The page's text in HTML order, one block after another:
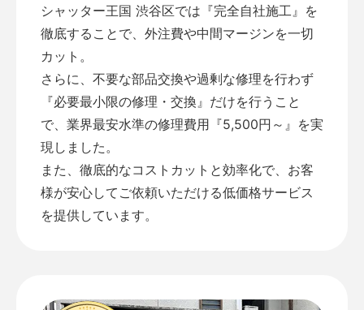
シャッター王国 渋谷区では『完全自社施工』を
徹底することで、外注費や中間マージンを一切
カット。
さらに、不要な部品交換や過剰な修理を行わず
『必要最小限の修理・交換』だけを行うこと
で、業界最安水準の修理費用『5,500円～』を実
現しました。
また、徹底的なコストカットと効率化で、お客
様が安心してご依頼いただける低価格サービス
を提供しています。